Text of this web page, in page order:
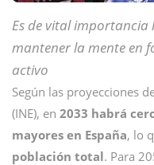
Es de vital
mantener la mente en
activo
Según las proyecciones
(INE), en 2033 habrá
mayores en España, lo
población total. Para